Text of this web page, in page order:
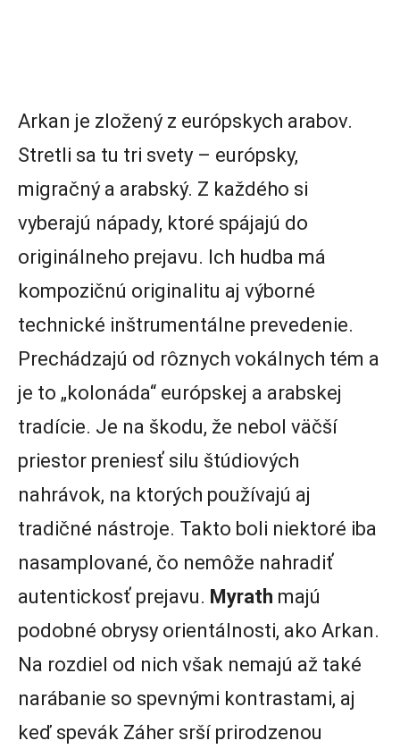
Arkan je zložený z európskych arabov.
Stretli sa tu tri svety – európsky,
migračný a arabský. Z každého si
vyberajú nápady, ktoré spájajú do
originálneho prejavu. Ich hudba má
kompozičnú originalitu aj výborné
technické inštrumentálne prevedenie.
Prechádzajú od rôznych vokálnych tém a
je to „kolonáda“ európskej a arabskej
tradície. Je na škodu, že nebol väčší
priestor preniesť silu štúdiových
nahrávok, na ktorých používajú aj
tradičné nástroje. Takto boli niektoré iba
nasamplované, čo nemôže nahradiť
autentickosť prejavu. Myrath majú
podobné obrysy orientálnosti, ako Arkan.
Na rozdiel od nich však nemajú až také
narábanie so spevnými kontrastami, aj
keď spevák Záher srší prirodzenou